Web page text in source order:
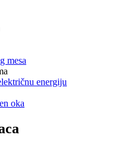
mesa
energiju
oka